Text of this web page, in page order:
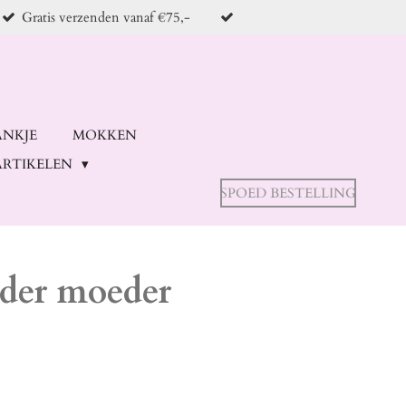
Gratis verzenden vanaf €75,-
MOKKEN
SPOED BESTELLING
moeder